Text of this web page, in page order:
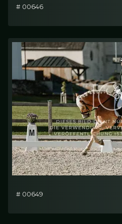
# 00646
# 00649